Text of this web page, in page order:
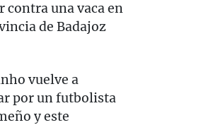
contra una vaca en
de Badajoz
vuelve a
por un futbolista
y este